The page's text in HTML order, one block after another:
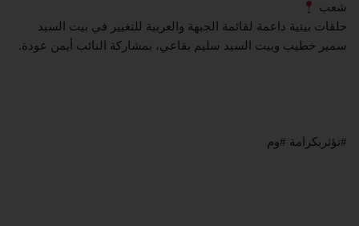
شعب
حلقات بيتية داعمة لقائمة الجبهة والعربية للتغيير في بيت السيد
سمير خطيب وبيت السيد سليم بقاعي، بمشاركة النائب أيمن عودة.
#نؤثربكرامة #وم